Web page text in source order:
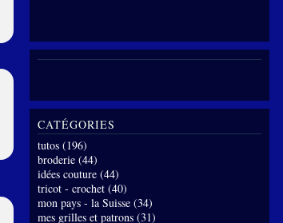
CATÉGORIES
tutos (196)
broderie (44)
idées couture (44)
tricot - crochet (40)
mon pays - la Suisse (34)
mes grilles et patrons (31)